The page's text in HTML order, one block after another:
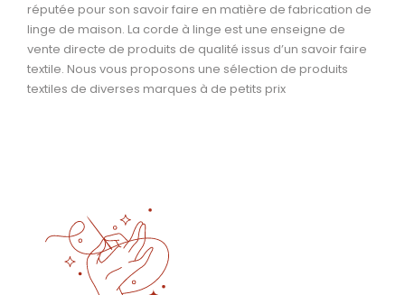
réputée pour son savoir faire en matière de fabrication de
linge de maison. La corde à linge est une enseigne de
vente directe de produits de qualité issus d’un savoir faire
textile. Nous vous proposons une sélection de produits
textiles de diverses marques à de petits prix